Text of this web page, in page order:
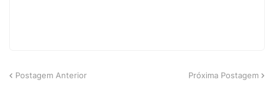
Postagem Anterior Próxima Postagem